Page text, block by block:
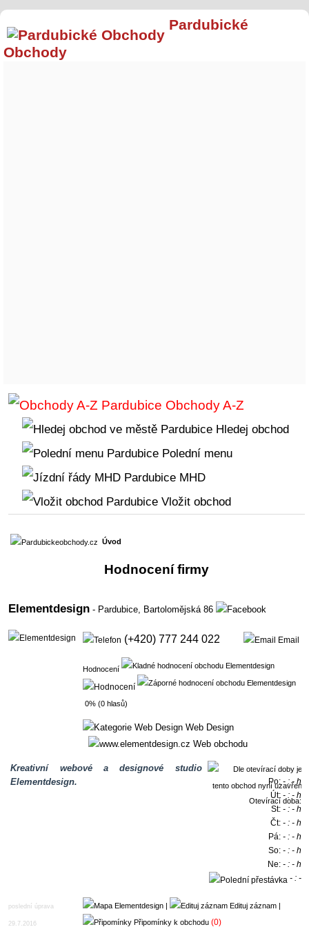
Pardubické
Obchody
Obchody A-Z
Hledej obchod
Polední menu
MHD
Vložit obchod
Úvod
Hodnocení firmy
Elementdesign - Pardubice, Bartolomějská 86
(+420) 777 244 022 Email
Hodnocení
0% (0 hlasů)
Web Design
Web obchodu
Kreativní webové a designové studio
Elementdesign.
Otevírací doba:
Po:- : - h
Út:- : - h
St:- : - h
Čt:- : - h
Pá:- : - h
So:- : - h
Ne:- : - h
- : -
poslední úprava
29.7.2016
| Edituj záznam|
Připomínky k obchodu (0)